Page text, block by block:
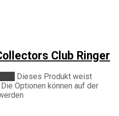
Club Ringer
Dieses Produkt weist
Optionen können auf der